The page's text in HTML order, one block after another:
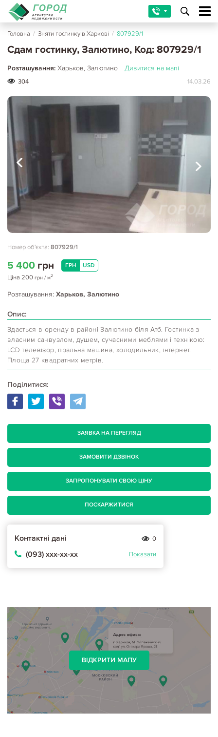
Головна / Зняти гостинку в Харкові / 807929/1
Сдам гостинку, Залютино, Код: 807929/1
Розташування: Харьков, Залютино Дивитися на мапі
304 14.03.26
Номер об'єкта: 807929/1
5 400 грн ГРН USD
Ціна 200 грн / м2
Розташування: Харьков, Залютино
Опис:
Здається в оренду в районі Залютино біля Атб. Гостинка з
власним санвузлом, душем, сучасними меблями і технікою:
LCD телевізор, пральна машина, холодильник, інтернет.
Площа 27 квадратних метрів.
Поділитися:
ЗАЯВКА НА ПЕРЕГЛЯД
ЗАМОВИТИ ДЗВІНОК
ЗАПРОПОНУВАТИ СВОЮ ЦІНУ
ПОСКАРЖИТИСЯ
Контактні дані 0
(093) ххх-хх-хх Показати
ВІДКРИТИ МАПУ